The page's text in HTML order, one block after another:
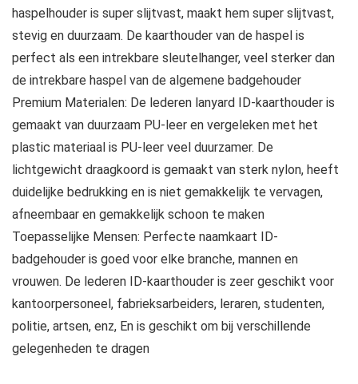
haspelhouder is super slijtvast, maakt hem super slijtvast,
stevig en duurzaam. De kaarthouder van de haspel is
perfect als een intrekbare sleutelhanger, veel sterker dan
de intrekbare haspel van de algemene badgehouder
Premium Materialen: De lederen lanyard ID-kaarthouder is
gemaakt van duurzaam PU-leer en vergeleken met het
plastic materiaal is PU-leer veel duurzamer. De
lichtgewicht draagkoord is gemaakt van sterk nylon, heeft
duidelijke bedrukking en is niet gemakkelijk te vervagen,
afneembaar en gemakkelijk schoon te maken
Toepasselijke Mensen: Perfecte naamkaart ID-
badgehouder is goed voor elke branche, mannen en
vrouwen. De lederen ID-kaarthouder is zeer geschikt voor
kantoorpersoneel, fabrieksarbeiders, leraren, studenten,
politie, artsen, enz, En is geschikt om bij verschillende
gelegenheden te dragen